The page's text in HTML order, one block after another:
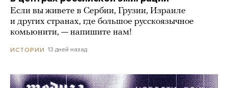
Если вы живете в Сербии, Грузии, Израиле
и других странах, где большое русскоязычное
комьюнити, — напишите нам!
ИСТОРИИ 13 дней назад